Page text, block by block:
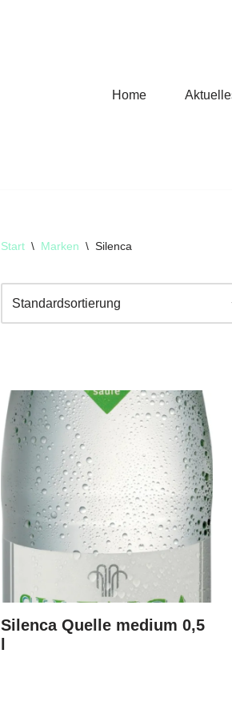
Home
Start \ Marken \ Silenca
Sichtbarkeit des
Produkts
Silenca Quelle medium 0,5